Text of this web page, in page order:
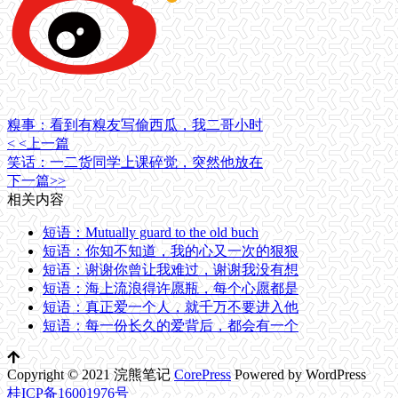
糗事：看到有糗友写偷西瓜，我二哥小时
< <上一篇
笑话：一二货同学上课碎觉，突然他放在
下一篇>>
相关内容
短语：Mutually guard to the old buch
短语：你知不知道，我的心又一次的狠狠
短语：谢谢你曾让我难过，谢谢我没有想
短语：海上流浪得许愿瓶，每个心愿都是
短语：真正爱一个人，就千万不要进入他
短语：每一份长久的爱背后，都会有一个
Copyright © 2021 浣熊笔记CorePress Powered by WordPress
桂ICP备16001976号